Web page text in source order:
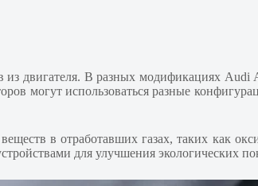
из двигателя. В разных модификациях
могут использоваться разные
в отработавших газах, таких как
для улучшения экологических